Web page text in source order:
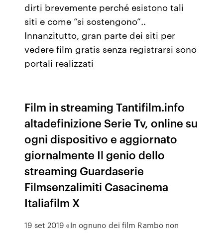
dirti brevemente perché esistono tali
siti e come “si sostengono”..
Innanzitutto, gran parte dei siti per
vedere film gratis senza registrarsi sono
portali realizzati
Film in streaming Tantifilm.info
altadefinizione Serie Tv, online su
ogni dispositivo e aggiornato
giornalmente Il genio dello
streaming Guardaserie
Filmsenzalimiti Casacinema
Italiafilm X
19 set 2019 «In ognuno dei film Rambo non